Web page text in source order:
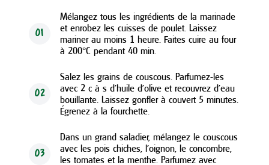
01
Mélangez tous les ingrédients de la marinade
et enrobez les cuisses de poulet. Laissez
mariner au moins 1 heure. Faites cuire au four
à 200°C pendant 40 min.
02
Salez les grains de couscous. Parfumez-les
avec 2 c à s d’huile d’olive et recouvrez d’eau
bouillante. Laissez gonfler à couvert 5 minutes.
Égrenez à la fourchette.
03
Dans un grand saladier, mélangez le couscous
avec les pois chiches, l’oignon, le concombre,
les tomates et la menthe. Parfumez avec